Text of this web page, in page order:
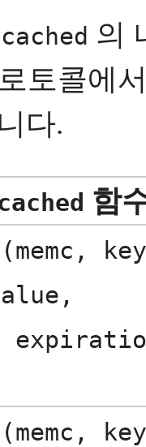
의
토콜에
다.
함